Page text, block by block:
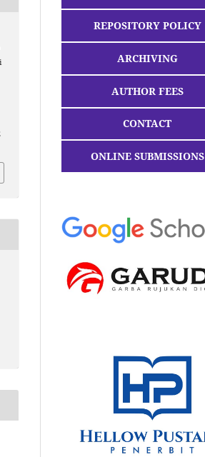
REPOSITORY POLICY
ARCHIVING
AUTHOR FEES
CONTACT
ONLINE SUBMISSIONS